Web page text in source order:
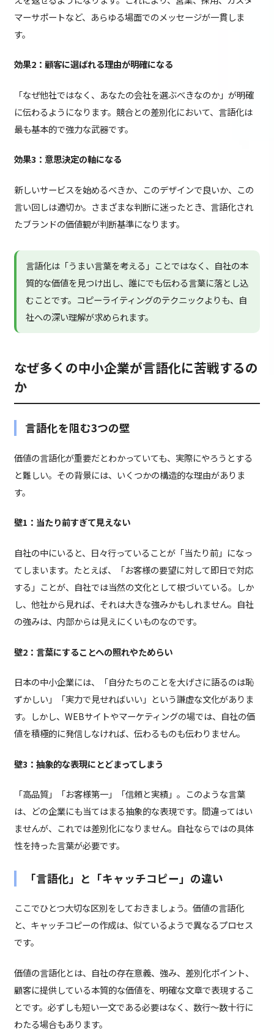
マーサポートなど、あらゆる場面でのメッセージが一貫しま
す。
効果2：顧客に選ばれる理由が明確になる
「なぜ他社ではなく、あなたの会社を選ぶべきなのか」が明確
に伝わるようになります。競合との差別化において、言語化は
最も基本的で強力な武器です。
効果3：意思決定の軸になる
新しいサービスを始めるべきか、このデザインで良いか、この
言い回しは適切か。さまざまな判断に迷ったとき、言語化され
たブランドの価値観が判断基準になります。
言語化は「うまい言葉を考える」ことではなく、自社の本
質的な価値を見つけ出し、誰にでも伝わる言葉に落とし込
むことです。コピーライティングのテクニックよりも、自
社への深い理解が求められます。
なぜ多くの中小企業が言語化に苦戦するの
か
言語化を阻む3つの壁
価値の言語化が重要だとわかっていても、実際にやろうとする
と難しい。その背景には、いくつかの構造的な理由がありま
す。
壁1：当たり前すぎて見えない
自社の中にいると、日々行っていることが「当たり前」になっ
てしまいます。たとえば、「お客様の要望に対して即日で対応
する」ことが、自社では当然の文化として根づいている。しか
し、他社から見れば、それは大きな強みかもしれません。自社
の強みは、内部からは見えにくいものなのです。
壁2：言葉にすることへの照れやためらい
日本の中小企業には、「自分たちのことを大げさに語るのは恥
ずかしい」「実力で見せればいい」という謙虚な文化がありま
す。しかし、WEBサイトやマーケティングの場では、自社の価
値を積極的に発信しなければ、伝わるものも伝わりません。
壁3：抽象的な表現にとどまってしまう
「高品質」「お客様第一」「信頼と実績」。このような言葉
は、どの企業にも当てはまる抽象的な表現です。間違ってはい
ませんが、これでは差別化になりません。自社ならではの具体
性を持った言葉が必要です。
「言語化」と「キャッチコピー」の違い
ここでひとつ大切な区別をしておきましょう。価値の言語化
と、キャッチコピーの作成は、似ているようで異なるプロセス
です。
価値の言語化とは、自社の存在意義、強み、差別化ポイント、
顧客に提供している本質的な価値を、明確な文章で表現するこ
とです。必ずしも短い一文である必要はなく、数行〜数十行に
わたる場合もあります。